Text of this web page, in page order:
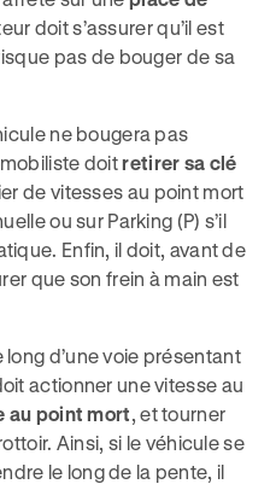
doit s’assurer qu’il est
pas de bouger de sa
ne bougera pas
doitretirer sa clé
de vitesses au point mort
ou sur Parking (P) s’il
Enfin, il doit, avant de
que son frein à main est
d’une voie présentant
actionner une vitesse au
au point mort, et tourner
Ainsi, si le véhicule se
le long de la pente, il